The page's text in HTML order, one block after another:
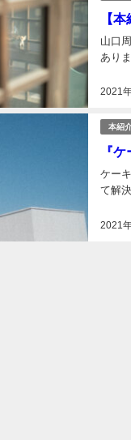
【
2021
山口
あり
本紹
『
2021
ケー
て解